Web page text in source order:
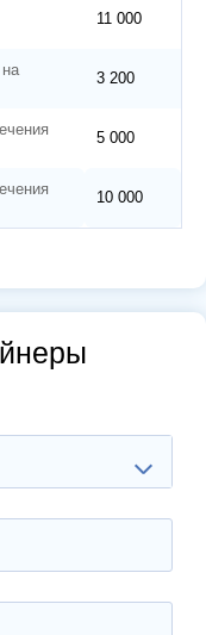
11 000
3 200
5 000
10 000